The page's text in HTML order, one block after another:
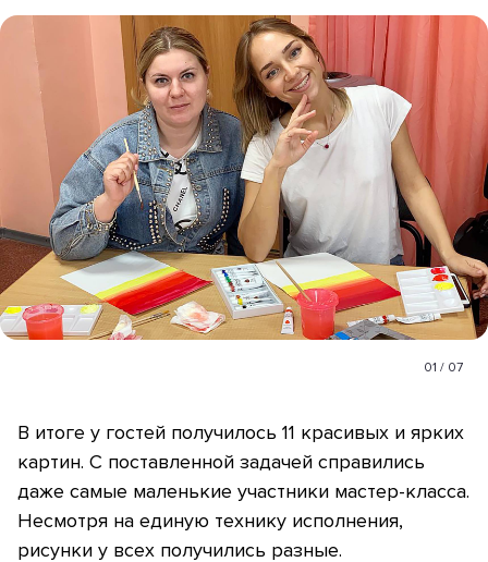
01 / 07
В итоге у гостей получилось 11 красивых и ярких
картин. С поставленной задачей справились
даже самые маленькие участники мастер-класса.
Несмотря на единую технику исполнения,
рисунки у всех получились разные.